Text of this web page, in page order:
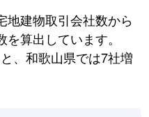
地建物取引会社数から
算出しています。
、和歌山県では7社増